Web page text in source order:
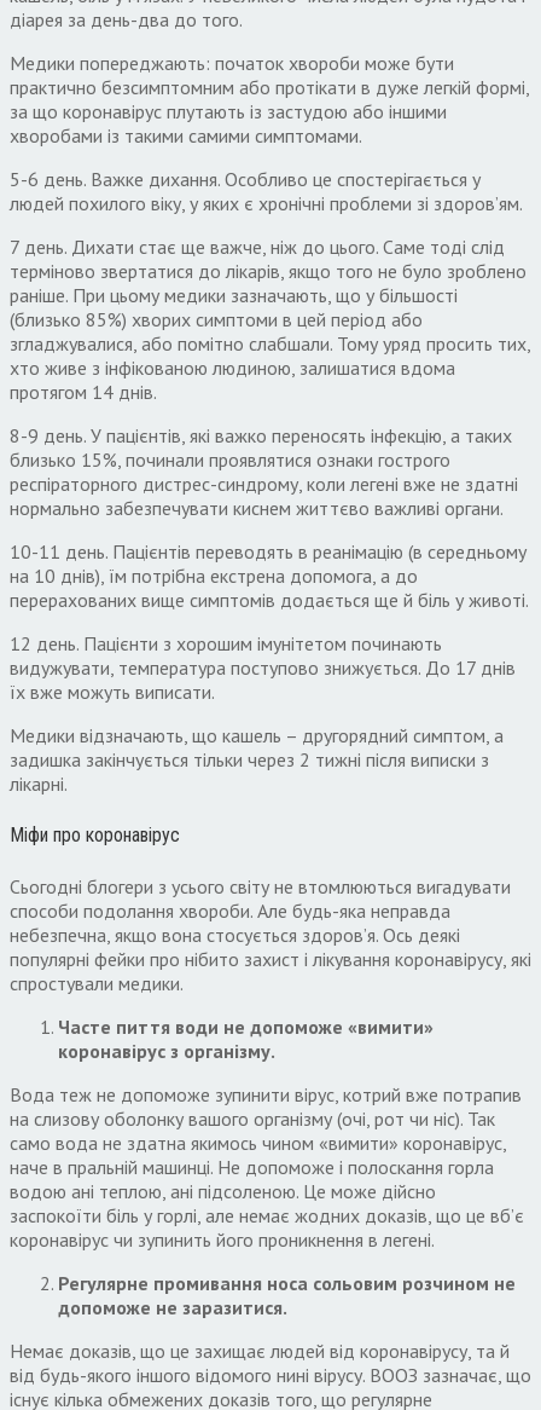
діарея за день-два до того.
Медики попереджають: початок хвороби може бути
практично безсимптомним або протікати в дуже легкій формі,
за що коронавірус плутають із застудою або іншими
хворобами із такими самими симптомами.
5-6 день. Важке дихання. Особливо це спостерігається у
людей похилого віку, у яких є хронічні проблеми зі здоров’ям.
7 день. Дихати стає ще важче, ніж до цього. Саме тоді слід
терміново звертатися до лікарів, якщо того не було зроблено
раніше. При цьому медики зазначають, що у більшості
(близько 85%) хворих симптоми в цей період або
згладжувалися, або помітно слабшали. Тому уряд просить тих,
хто живе з інфікованою людиною, залишатися вдома
протягом 14 днів.
8-9 день. У пацієнтів, які важко переносять інфекцію, а таких
близько 15%, починали проявлятися ознаки гострого
респіраторного дистрес-синдрому, коли легені вже не здатні
нормально забезпечувати киснем життєво важливі органи.
10-11 день. Пацієнтів переводять в реанімацію (в середньому
на 10 днів), їм потрібна екстрена допомога, а до
перерахованих вище симптомів додається ще й біль у животі.
12 день. Пацієнти з хорошим імунітетом починають
видужувати, температура поступово знижується. До 17 днів
їх вже можуть виписати.
Медики відзначають, що кашель – другорядний симптом, а
задишка закінчується тільки через 2 тижні після виписки з
лікарні.
Міфи про коронавірус
Сьогодні блогери з усього світу не втомлюються вигадувати
способи подолання хвороби. Але будь-яка неправда
небезпечна, якщо вона стосується здоров’я. Ось деякі
популярні фейки про нібито захист і лікування коронавірусу, які
спростували медики.
Часте пиття води не допоможе «вимити»
коронавірус з організму.
Вода теж не допоможе зупинити вірус, котрий вже потрапив
на слизову оболонку вашого організму (очі, рот чи ніс). Так
само вода не здатна якимось чином «вимити» коронавірус,
наче в пральній машинці. Не допоможе і полоскання горла
водою ані теплою, ані підсоленою. Це може дійсно
заспокоїти біль у горлі, але немає жодних доказів, що це вб’є
коронавірус чи зупинить його проникнення в легені.
Регулярне промивання носа сольовим розчином не
допоможе не заразитися.
Немає доказів, що це захищає людей від коронавірусу, та й
від будь-якого іншого відомого нині вірусу. ВООЗ зазначає, що
існує кілька обмежених доказів того, що регулярне